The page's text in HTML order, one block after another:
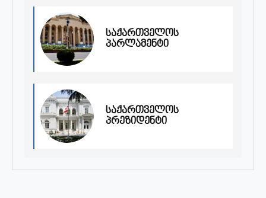
საქართველოს
პარლამენტი
საქართველოს
პრეზიდენტი